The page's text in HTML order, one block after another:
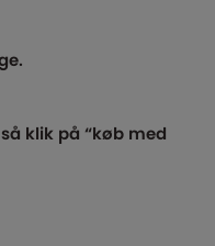
klik på “køb med